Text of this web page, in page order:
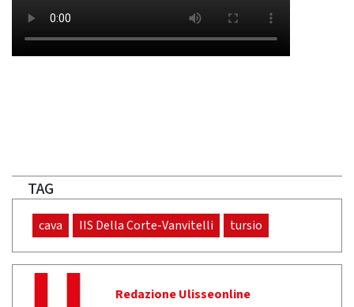
TAG
cava IIS Della Corte-Vanvitelli tursio
Redazione Ulisseonline